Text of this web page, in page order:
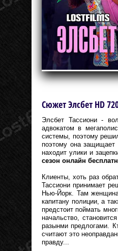
Сюжет Элсбет HD
Элсбет Тассиони -
адвокатом в
системы, поэтому
поэтому она защищает
находит улики и
сезон онлайн
Клиенты, хоть раз
Тассиони принимает
Нью-Йорк. Там
капитану полиции, а
предстоит поймать
начальство,
разынми предлогами.
считают это
правду...